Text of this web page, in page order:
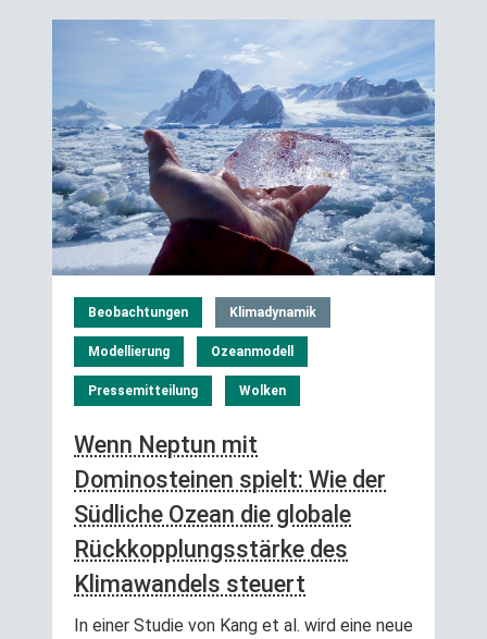
Beobachtungen Klimadynamik
Modellierung Ozeanmodell
Pressemitteilung Wolken
Wenn Neptun mit
Dominosteinen spielt: Wie der
Südliche Ozean die globale
Rückkopplungsstärke des
Klimawandels steuert
In einer Studie von Kang et al. wird eine neue